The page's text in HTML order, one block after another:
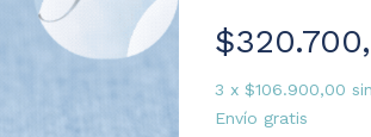
3 x $106.900,00
Envío gratis